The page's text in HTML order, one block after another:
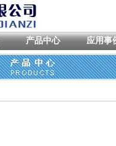
产品中心 应用事